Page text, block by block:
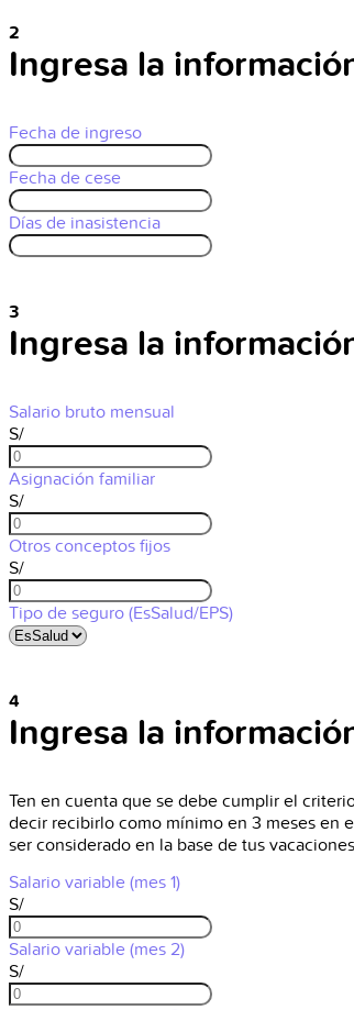
2
Ingresa la
Fecha de ingreso
Fecha de cese
Días de inasistencia
3
Ingresa la
Salario bruto mensual
S/
Asignación familiar
S/
Otros conceptos fijos
S/
Tipo de seguro (EsSalud/EPS)
4
Ingresa la
Ten en cuenta que se debe cumplir el
decir recibirlo como mínimo en 3 meses en
ser considerado en la base de tus
Salario variable (mes 1)
S/
Salario variable (mes 2)
S/